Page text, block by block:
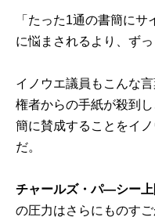
「たった1通の書簡に
に悩まされるより、ずっ
イノウエ議員もこんな
権者からの手紙が殺到
簡に賛成することをイ
だ。
チャールズ・パ―シー
の圧力はさらにものす